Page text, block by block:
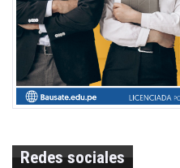
Redes sociales